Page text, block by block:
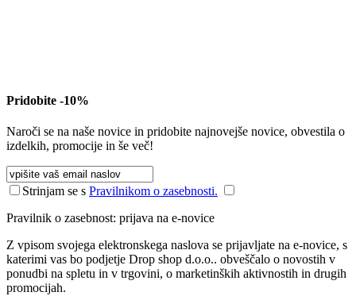
Pridobite -10%
Naroči se na naše novice in pridobite najnovejše novice, obvestila o
izdelkih, promocije in še več!
Strinjam se s Pravilnikom o zasebnosti.
Pravilnik o zasebnost: prijava na e-novice
Z vpisom svojega elektronskega naslova se prijavljate na e-novice, s
katerimi vas bo podjetje Drop shop d.o.o.. obveščalo o novostih v
ponudbi na spletu in v trgovini, o marketinških aktivnostih in drugih
promocijah.